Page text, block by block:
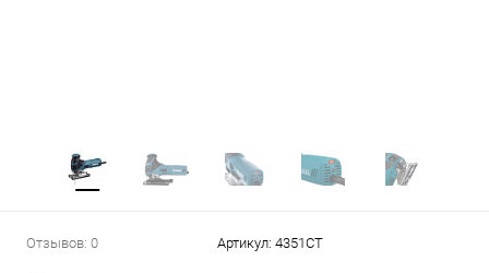
Отзывов: 0 Артикул: 4351CT